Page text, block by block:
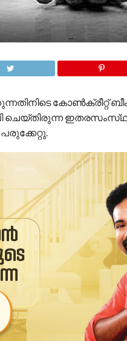
കോൺക്രീറ്റ്
ചെയ്‌തിരുന്ന